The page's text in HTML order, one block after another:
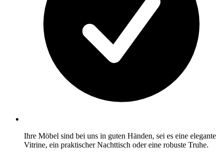
Ihre Möbel sind bei uns in guten Händen, sei es eine elegante
Vitrine, ein praktischer Nachttisch oder eine robuste Truhe.